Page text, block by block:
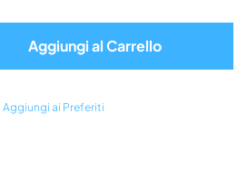
Aggiungi al Carrello
Aggiungi ai Preferiti